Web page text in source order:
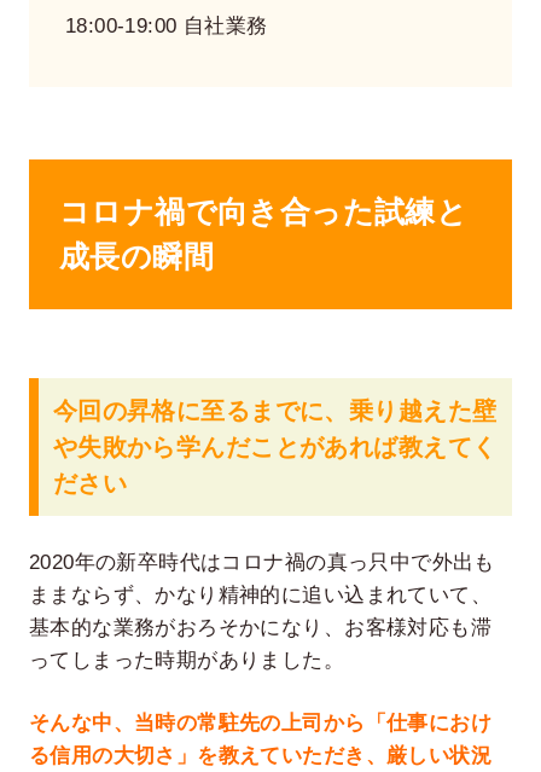
18:00-19:00 自社業務
コロナ禍で向き合った試練と
成長の瞬間
今回の昇格に至るまでに、乗り越えた壁
や失敗から学んだことがあれば教えてく
ださい
2020年の新卒時代はコロナ禍の真っ只中で外出も
ままならず、かなり精神的に追い込まれていて、
基本的な業務がおろそかになり、お客様対応も滞
ってしまった時期がありました。
そんな中、当時の常駐先の上司から「仕事におけ
る信用の大切さ」を教えていただき、厳しい状況